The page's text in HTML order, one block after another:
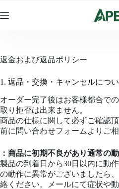
ン
へ
ッ
プ
返金および返品ポリシー
1. 返品・交換・キャンセルにつ
オーダー完了後はお客様都合で
取り拒否は出来ません。
商品の仕様に関して必ずご確認
前に問い合わせフォームよりご相
：商品に初期不良があり通常の
製品の到着日から30日以内に動
の動作に異常がございましたら
絡ください。メールにて症状や